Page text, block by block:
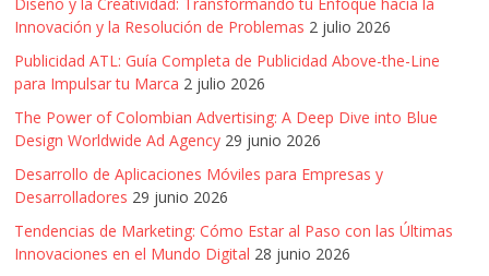
Creatividad,
SEO,
SEM,
Free
Press,
RRPP,
Spots,
Comerciales,
Periodismo,
Revistas,
Innovación y la Resolución de Problemas 2 julio 2026
Publicidad ATL: Guía Completa de Publicidad Above-the-Line
para Impulsar tu Marca 2 julio 2026
The Power of Colombian Advertising: A Deep Dive into Blue
Design Worldwide Ad Agency 29 junio 2026
Desarrollo de Aplicaciones Móviles para Empresas y
Desarrolladores 29 junio 2026
Tendencias de Marketing: Cómo Estar al Paso con las Últimas
Innovaciones en el Mundo Digital 28 junio 2026